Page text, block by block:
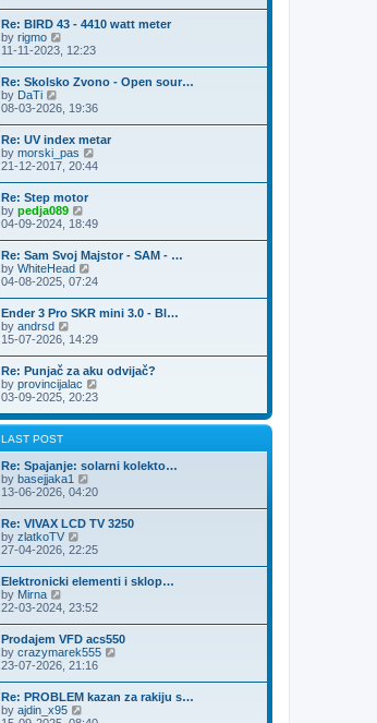
t
s
t
p
o
s
t
l
a
s
t
p
o
t
w
t
h
e
l
a
e
s
t
p
o
s
t
Re: BIRD 43 - 4410 watt meter
by rigmo
t
e
l
a
t
e
s
t
p
o
s
t
11-11-2023, 12:23
Re: Skolsko Zvono - Open sour…
by DaTi
i
w
t
h
e
l
a
t
e
s
t
p
o
s
t
08-03-2026, 19:36
Re: UV index metar
by morski_pas
i
h
e
l
a
e
s
t
p
o
s
t
21-12-2017, 20:44
Re: Step motor
by pedja089
i
w
t
h
e
l
a
e
s
t
p
o
s
t
04-09-2024, 18:49
Re: Sam Svoj Majstor - SAM - …
by WhiteHead
i
w
t
h
e
l
a
t
e
s
t
o
s
04-08-2025, 07:24
Ender 3 Pro SKR mini 3.0 - Bl…
by andrsd
i
t
h
e
l
a
e
s
t
p
o
s
t
15-07-2026, 14:29
Re: Punjač za aku odvijač?
by provincijalac
w
e
l
e
s
o
s
03-09-2025, 20:23
LAST POST
Re: Spajanje: solarni kolekto…
by basejjaka1
i
w
t
h
e
l
a
e
s
t
p
o
s
t
13-06-2026, 04:20
Re: VIVAX LCD TV 3250
by zlatkoTV
i
w
t
h
e
l
a
t
e
s
t
p
o
27-04-2026, 22:25
Elektronicki elementi i sklop…
by Mirna
w
t
h
e
l
a
t
22-03-2024, 23:52
Prodajem VFD acs550
by crazymarek555
t
23-07-2026, 21:16
Re: PROBLEM kazan za rakiju s…
by ajdin_x95